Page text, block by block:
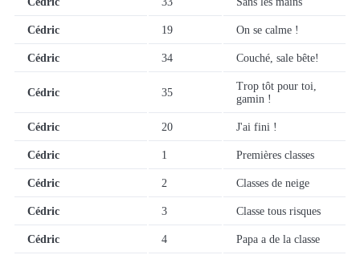
Cédric 19 On se calme !
Cédric 34 Couché, sale bête!
Cédric 35
Trop tôt pour toi,
gamin !
Cédric 20 J'ai fini !
Cédric 1 Premières classes
Cédric 2 Classes de neige
Cédric 3 Classe tous risques
Cédric 4 Papa a de la classe